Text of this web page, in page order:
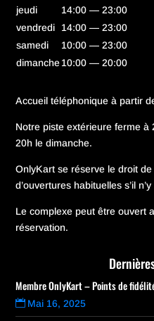
jeudi
14:00 — 23:00
vendredi
14:00 — 23:00
samedi
10:00 — 23:00
dimanche10:00 — 20:00
Accueil téléphonique à partir
Notre piste extérieure ferme
20h le dimanche.
OnlyKart se réserve le droit
d’ouvertures habituelles s’il
Le complexe peut être ouvert
réservation.
Membre OnlyKart – Points de
Mai 16, 2025